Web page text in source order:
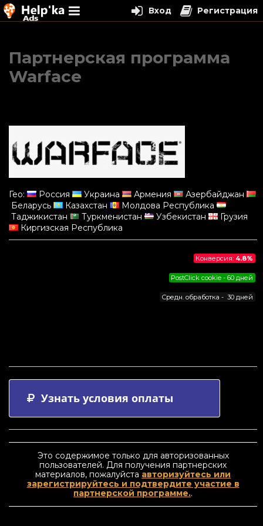
содержимому
Партнерская программа
Warface
Гео: Россия Украина Армения
Азербайджан
Беларусь
Казахстан
Молдова Республика
Таджикистан
Туркменистан Узбекистан
Грузия
Киргизская Республика
Конверсия: 4.8%
PostClick cookie - 60 дней
Средн. обработка - 30 дней
Узнать условия оплаты
Это содержимое только для авторизованных
пользователей. Для получения партнерских
материалов, пожалуйста авторизуйтесь или
зарегистрируйтесь и подтвердите участие в
партнерской программе..
Вход Регистрация